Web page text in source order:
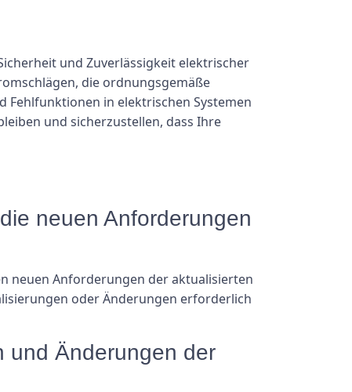
und Zuverlässigkeit elektrischer
die ordnungsgemäße
Fehlfunktionen in elektrischen Systemen
und sicherzustellen, dass Ihre
neuen Anforderungen
neuen Anforderungen der aktualisierten
oder Änderungen erforderlich
und Änderungen der